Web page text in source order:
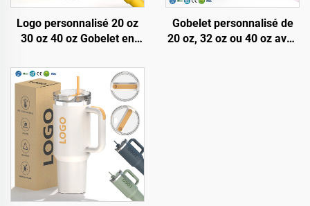
Logo personnalisé 20 oz
30 oz 40 oz Gobelet en
paroi sous vide en métal
pour voyage Tasse à café
20 oz 30 oz 40 oz Tumbler
avec poignée
Gobelet personnalisé de
20 oz, 32 oz ou 40 oz avec